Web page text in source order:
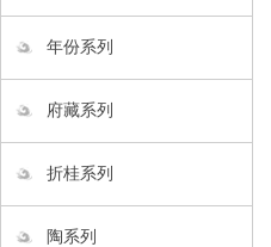
年份系列
府藏系列
折桂系列
陶系列